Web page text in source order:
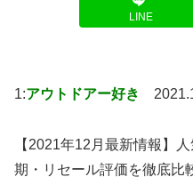
LINE
1:アウトドアー好き
【2021年12月最新情報】
期・リセール評価を徹底比